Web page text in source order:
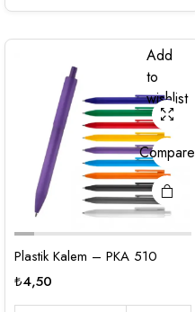
Add
to
wishlist
Compare
Plastik Kalem – PKA 510
₺4,50